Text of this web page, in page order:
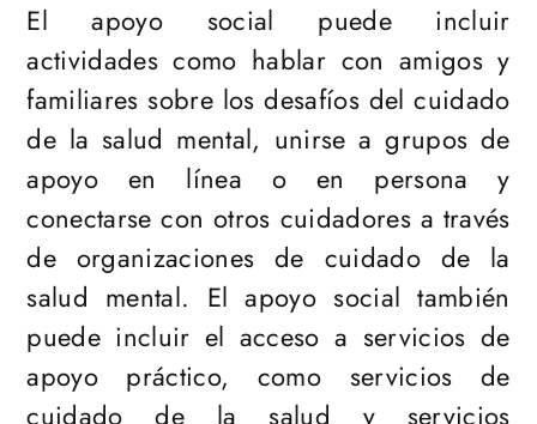
El apoyo social puede incluir
actividades como hablar con amigos y
familiares sobre los desafíos del cuidado
de la salud mental, unirse a grupos de
apoyo en línea o en persona y
conectarse con otros cuidadores a través
de organizaciones de cuidado de la
salud mental. El apoyo social también
puede incluir el acceso a servicios de
apoyo práctico, como servicios de
cuidado de la salud y servicios